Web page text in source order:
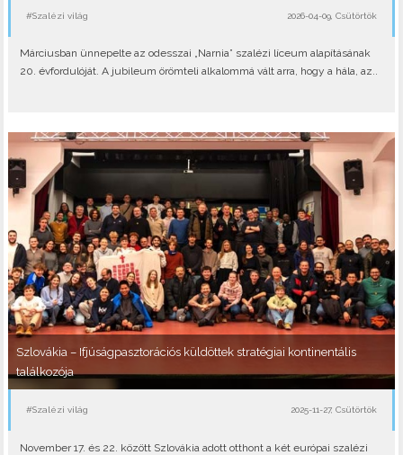
#Szalézi világ 2026-04-09, Csütörtök
Márciusban ünnepelte az odesszai „Narnia” szalézi líceum alapításának
20. évfordulóját. A jubileum örömteli alkalommá vált arra, hogy a hála, az..
Szlovákia – Ifjúságpasztorációs küldöttek stratégiai kontinentális
találkozója
#Szalézi világ 2025-11-27, Csütörtök
November 17. és 22. között Szlovákia adott otthont a két európai szalézi